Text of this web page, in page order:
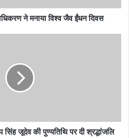
ने मनाया विश्व जैव ईंधन दिवस
सिंह जूदेव की पुण्यतिथि पर दी श्रद्धांजलि